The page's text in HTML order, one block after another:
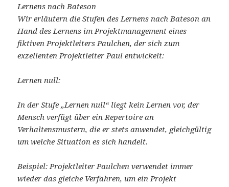
Lernens nach Bateson
Wir erläutern die Stufen des Lernens nach Bateson an
Hand des Lernens im Projektmanagement eines
fiktiven Projektleiters Paulchen, der sich zum
exzellenten Projektleiter Paul entwickelt:
Lernen null:
In der Stufe „Lernen null“ liegt kein Lernen vor, der
Mensch verfügt über ein Repertoire an
Verhaltensmustern, die er stets anwendet, gleichgültig
um welche Situation es sich handelt.
Beispiel: Projektleiter Paulchen verwendet immer
wieder das gleiche Verfahren, um ein Projekt